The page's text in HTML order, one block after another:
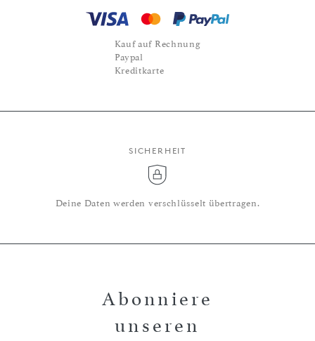
Kauf auf Rechnung
Paypal
Kreditkarte
SICHERHEIT
Deine Daten werden verschlüsselt übertragen.
Abonniere
unseren